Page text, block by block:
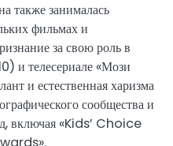
также занималась
фильмах и
за свою роль в
и телесериале «Мози
и естественная харизма
сообщества и
включая «Kids’ Choice